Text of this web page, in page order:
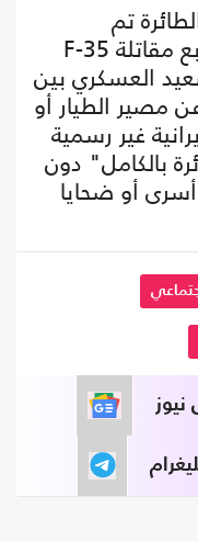
تم
إسقاطها بنجاح، وتعد هذه رابع مقاتلة F-35
العسكري بين
مصير الطيار أو
غير رسمية
بالكامل" دون
أو ضحايا
نيوز